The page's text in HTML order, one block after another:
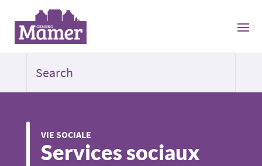
VIE SOCIALE
Services sociaux